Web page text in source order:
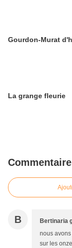
Gourdon-Murat
La grange fleurie
B Bertinaria
nous
sur les